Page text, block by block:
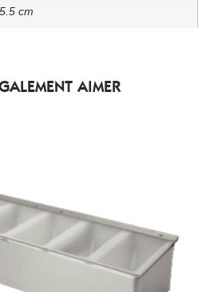
cm
AIMER